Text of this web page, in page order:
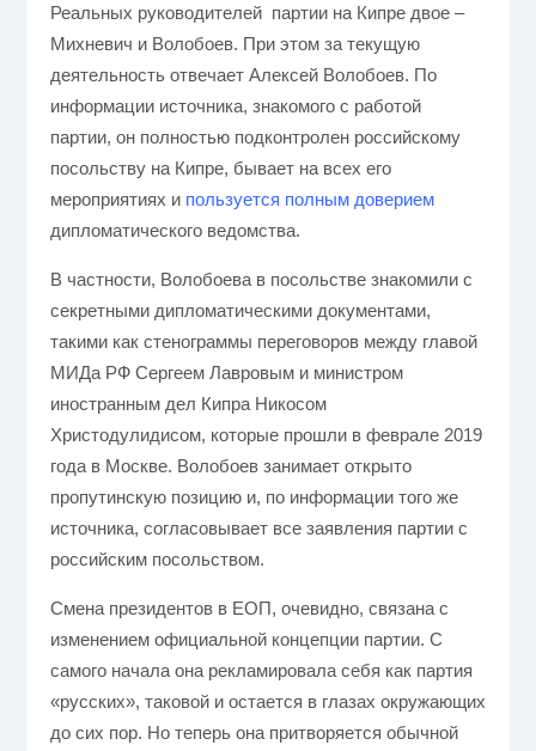
Реальных руководителей партии на Кипре двое –
Михневич и Волобоев. При этом за текущую
деятельность отвечает Алексей Волобоев. По
информации источника, знакомого с работой
партии, он полностью подконтролен российскому
посольству на Кипре, бывает на всех его
мероприятиях и пользуется полным доверием
дипломатического ведомства.
В частности, Волобоева в посольстве знакомили с
секретными дипломатическими документами,
такими как стенограммы переговоров между главой
МИДа РФ Сергеем Лавровым и министром
иностранным дел Кипра Никосом
Христодулидисом, которые прошли в феврале 2019
года в Москве. Волобоев занимает открыто
пропутинскую позицию и, по информации того же
источника, согласовывает все заявления партии с
российским посольством.
Смена президентов в ЕОП, очевидно, связана с
изменением официальной концепции партии. С
самого начала она рекламировала себя как партия
«русских», таковой и остается в глазах окружающих
до сих пор. Но теперь она притворяется обычной